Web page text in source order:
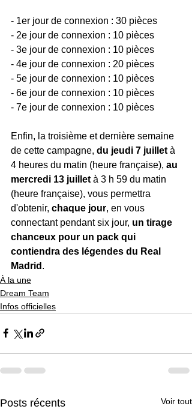
- 1er jour de connexion : 30 pièces
- 2e jour de connexion : 10 pièces
- 3e jour de connexion : 10 pièces
- 4e jour de connexion : 20 pièces
- 5e jour de connexion : 10 pièces
- 6e jour de connexion : 10 pièces
- 7e jour de connexion : 10 pièces
Enfin, la troisième et dernière semaine
de cette campagne, du jeudi 7 juillet à
4 heures du matin (heure française), au
mercredi 13 juillet à 3 h 59 du matin
(heure française), vous permettra
d'obtenir, chaque jour, en vous
connectant pendant six jour, un tirage
chanceux pour un pack qui
contiendra des légendes du Real
Madrid .
À la une
Dream Team
Infos officielles
Posts récents Voir tout